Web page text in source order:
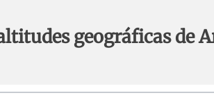
geográficas de